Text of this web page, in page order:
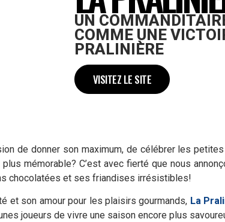
UN
COMME UNE
PRALINIÈRE
VISITEZ LE SITE
de donner son maximum, de célébrer les
mémorable? C’est avec fierté que nous
chocolatées et ses friandises irrésistibles!
et son amour pour les plaisirs gourmands, La
joueurs de vivre une saison encore plus